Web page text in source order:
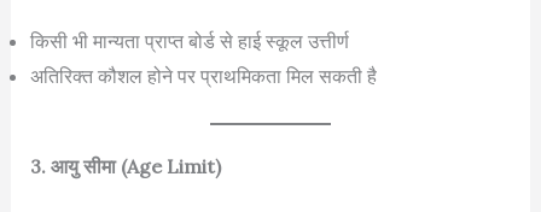
किसी भी मान्यता प्राप्त बोर्ड से हाई स्कूल उत्तीर्ण
अतिरिक्त कौशल होने पर प्राथमिकता मिल सकती है
3. आयु सीमा (Age Limit)